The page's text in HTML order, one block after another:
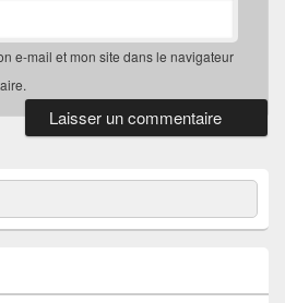
e-mail et mon site dans le navigateur